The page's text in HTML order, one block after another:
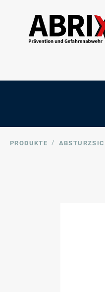
PRODUKTE /